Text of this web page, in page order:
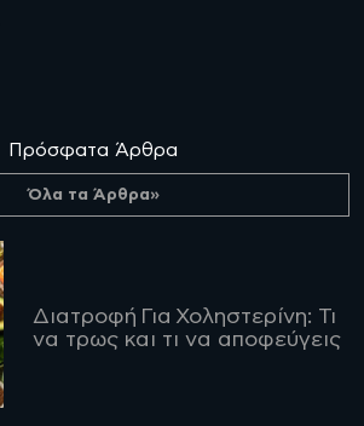
Πρόσφατα Άρθρα
Όλα τα Άρθρα»
Διατροφή Για Χοληστερίνη: Τι
να τρως και τι να αποφεύγεις